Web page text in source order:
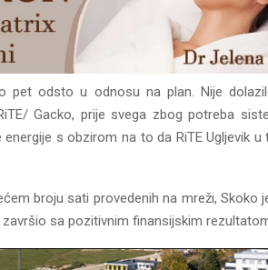
pet odsto u odnosu na plan. Nije
Gacko, prije svega zbog potreba
s obzirom na to da RiTE Ugljevik u
broju sati provedenih na mreži, Skoko
sa pozitivnim finansijskim